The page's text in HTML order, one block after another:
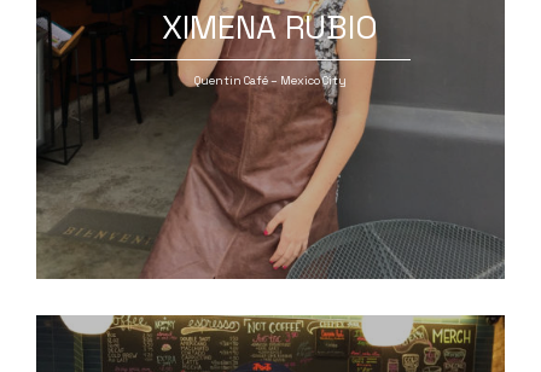
XIMENA RUBIO
Quentin Café – Mexico City